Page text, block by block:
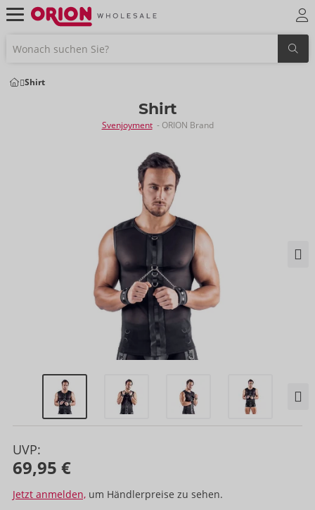
Shirt
Shirt
Svenjoyment - ORION Brand
UVP:
69,95 €
Jetzt anmelden, um Händlerpreise zu sehen.